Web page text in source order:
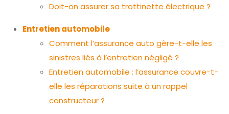
Doit-on assurer sa trottinette électrique ?
Entretien automobile
Comment l’assurance auto gère-t-elle les
sinistres liés à l’entretien négligé ?
Entretien automobile : l’assurance couvre-t-
elle les réparations suite à un rappel
constructeur ?